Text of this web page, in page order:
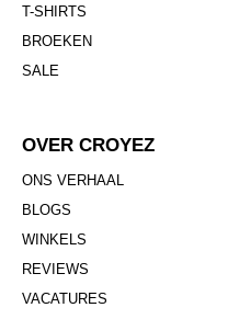
T-SHIRTS
BROEKEN
SALE
OVER CROYEZ
ONS VERHAAL
BLOGS
WINKELS
REVIEWS
VACATURES